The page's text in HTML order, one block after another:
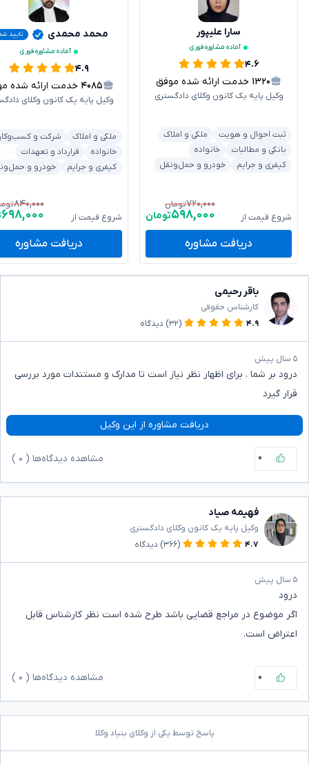
سارا علیپور
آماده مشاوره فوری
۴.۶
۱۳۲۰ خدمت ارائه شده موفق
وکیل پایه یک کانون وکلای دادگستری
ثبت احوال و هویت
ملکی و املاک
بانکی و مطالبات
خانواده
کیفری و جرایم
خودرو و حمل‌ونقل
شروع قیمت از
۷۲۰,۰۰۰تومان
۵۹۸,۰۰۰تومان
دریافت مشاوره
محمد محمدی
تایید
آماده مشاوره فوری
۴.۹
۴۰۸۵ خدمت ارائه شده موفق
وکیل پایه یک کانون وکلای
ملکی و املاک
شرکت و
خانواده
قرارداد و تعهدات
کیفری و جرایم
خودرو و
شروع قیمت از
۸۴۰,۰۰۰
۶۹۸,۰۰۰
دریافت مشاوره
باقر رحیمی
کارشناس حقوقی
۴.۹
(۳۲) دیدگاه
۵ سال پیش
درود بر شما . برای اظهار نظر نیاز است تا مدارک و مستندات مورد بررسی
قرار گیرد
دریافت مشاوره از این وکیل
۰ مشاهده دیدگاه‌ها ( ۰
فهیمه صیاد
وکیل پایه یک کانون وکلای دادگستری
۴.۷
(۳۶۶) دیدگاه
۵ سال پیش
درود
اگر موضوع در مراجع قضایی باشد طرح شده است نظر کارشناس قابل
اعتراض است.
۰ مشاهده دیدگاه‌ها ( ۰
پاسخ توسط یکی از وکلای بنیاد وکلا